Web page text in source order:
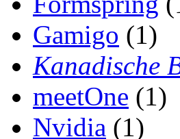
Gamigo (1)
Kanadische
meetOne (1)
Nvidia (1)